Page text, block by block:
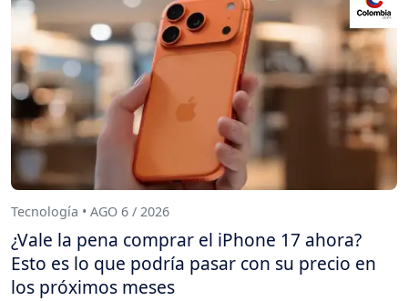
Tecnología • AGO 6 / 2026
¿Vale la pena comprar el iPhone 17 ahora?
Esto es lo que podría pasar con su precio en
los próximos meses